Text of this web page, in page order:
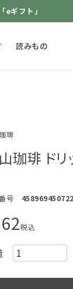
eギフト」
読みもの
琲
珈琲 ドリ
号
税込